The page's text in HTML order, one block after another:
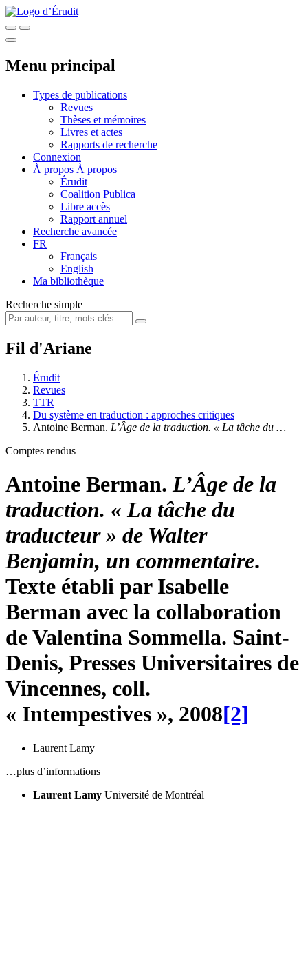
Menu principal
Types de publications
Revues
Thèses et mémoires
Livres et actes
Rapports de recherche
Connexion
À propos À propos
Érudit
Coalition Publica
Libre accès
Rapport annuel
Recherche avancée
FR
Français
English
Ma bibliothèque
Recherche simple
Fil d'Ariane
Érudit
Revues
TTR
Du système en traduction : approches critiques
Antoine Berman. L’Âge de la traduction. « La tâche du …
Comptes rendus
Antoine Berman. L’Âge de la
traduction. « La tâche du
traducteur » de Walter
Benjamin, un commentaire.
Texte établi par Isabelle
Berman avec la collaboration
de Valentina Sommella. Saint-
Denis, Presses Universitaires de
Vincennes, coll.
« Intempestives », 2008[2]
Laurent Lamy
…plus d’informations
Laurent Lamy Université de Montréal